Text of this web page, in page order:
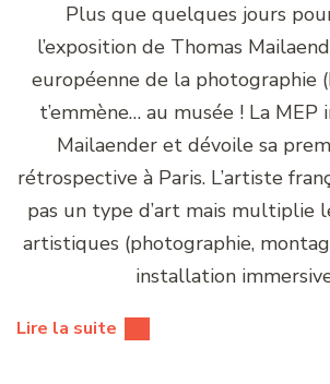
Plus que quelques jours
l’exposition de Thomas
européenne de la photographie
t’emmène… au musée ! La MEP
Mailaender et dévoile sa
rétrospective à Paris. L’artiste
pas un type d’art mais multiplie
artistiques (photographie,
installation
Lire la suite